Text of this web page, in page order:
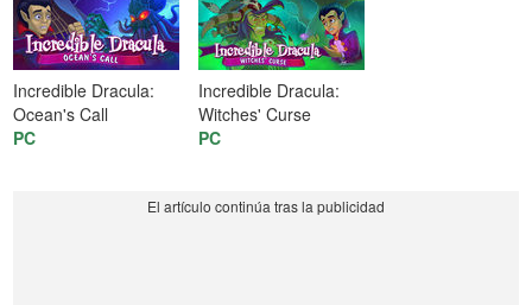
Incredible Dracula:
Ocean's Call
PC
Incredible Dracula:
Witches' Curse
PC